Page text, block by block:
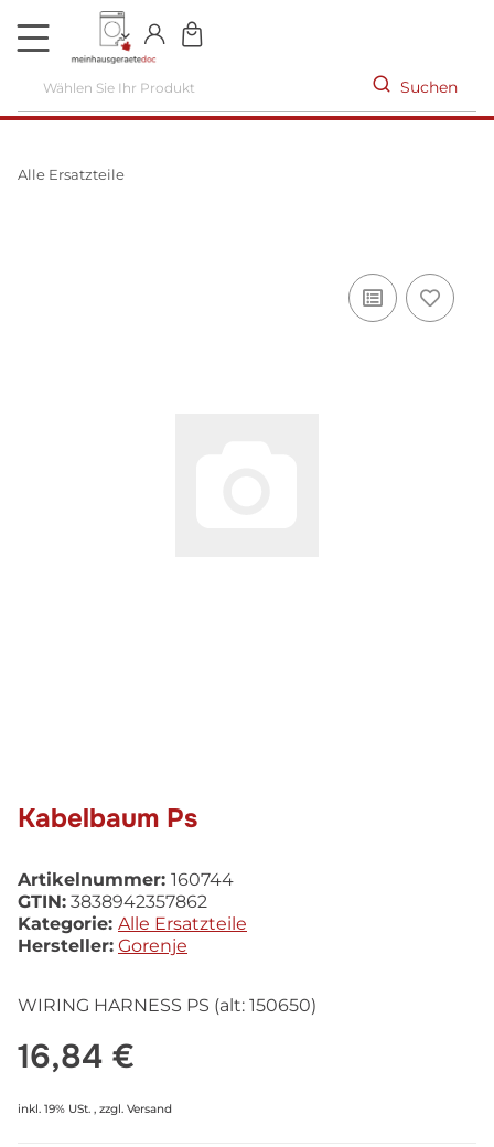
DE
Suchen
Alle Ersatzteile
Kabelbaum Ps
Artikelnummer: 160744
GTIN: 3838942357862
Kategorie: Alle Ersatzteile
Hersteller: Gorenje
WIRING HARNESS PS (alt: 150650)
16,84 €
inkl. 19% USt. , zzgl. Versand